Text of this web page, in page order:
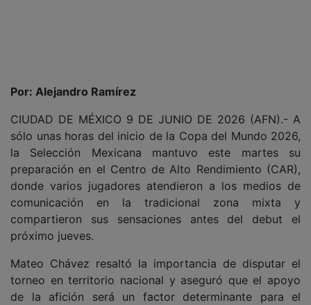
Por: Alejandro Ramírez
CIUDAD DE MÉXICO 9 DE JUNIO DE 2026 (AFN).- A
sólo unas horas del inicio de la Copa del Mundo 2026,
la Selección Mexicana mantuvo este martes su
preparación en el Centro de Alto Rendimiento (CAR),
donde varios jugadores atendieron a los medios de
comunicación en la tradicional zona mixta y
compartieron sus sensaciones antes del debut el
próximo jueves.
Mateo Chávez resaltó la importancia de disputar el
torneo en territorio nacional y aseguró que el apoyo
de la afición será un factor determinante para el